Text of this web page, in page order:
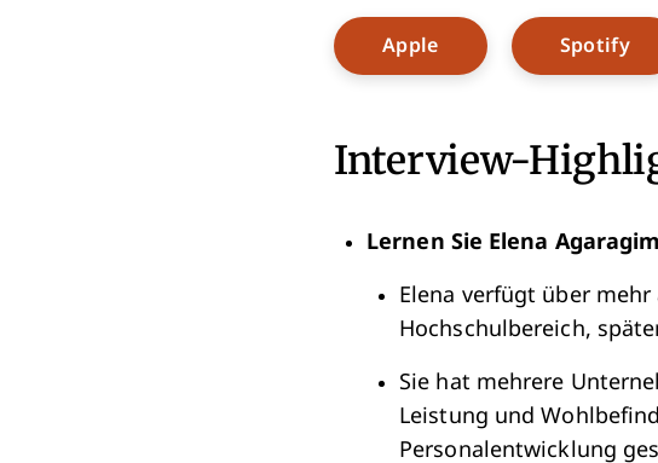
AppleOpens New Window
Spotify
Interview-
Lernen Sie Elena
Elena verfügt über
Hochschulbereich,
Sie hat mehrere
Leistung und
Personalentwicklung